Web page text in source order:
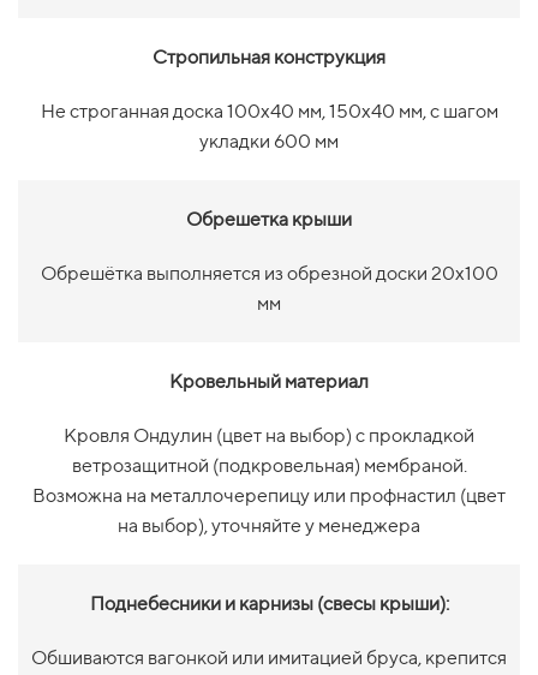
Стропильная конструкция
Не строганная доска 100х40 мм, 150х40 мм, с шагом
укладки 600 мм
Обрешетка крыши
Обрешётка выполняется из обрезной доски 20х100
мм
Кровельный материал
Кровля Ондулин (цвет на выбор) с прокладкой
ветрозащитной (подкровельная) мембраной.
Возможна на металлочерепицу или профнастил (цвет
на выбор), уточняйте у менеджера
Поднебесники и карнизы (свесы крыши):
Обшиваются вагонкой или имитацией бруса, крепится